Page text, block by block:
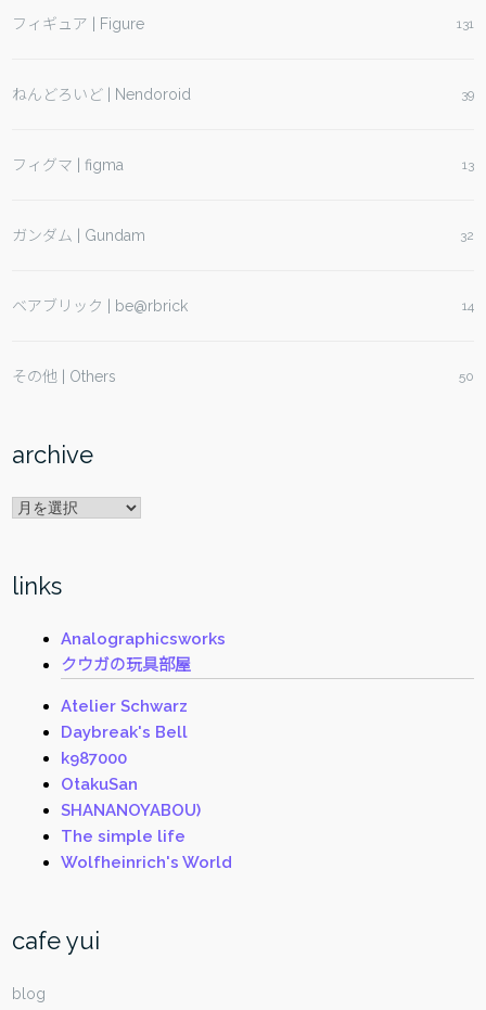
フィギュア | Figure 131
ねんどろいど | Nendoroid 39
フィグマ | figma 13
ガンダム | Gundam 32
ベアブリック | be@rbrick 14
その他 | Others 50
archive
archive
links
Analographicsworks
クウガの玩具部屋
Atelier Schwarz
Daybreak's Bell
k987000
OtakuSan
SHANANOYABOU)
The simple life
Wolfheinrich's World
cafe yui
blog